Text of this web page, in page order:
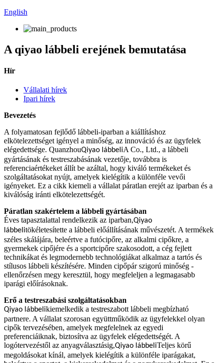
English
A qiyao lábbeli erejének bemutatása
Hír
Vállalati hírek
Ipari hírek
Bevezetés
A folyamatosan fejlődő lábbeli-iparban a kiállításhoz
elkötelezettséget igényel a minőség, az innováció és az ügyfelek
elégedettsége. QuanzhouQiyao lábbeliA Co., Ltd., a lábbeli
gyártásának és testreszabásának vezetője, továbbra is
referenciaértékeket állít be azáltal, hogy kiváló termékeket és
szolgáltatásokat nyújt, amelyek kielégítik a különféle vevői
igényeket. Ez a cikk kiemeli a vállalat páratlan erejét az iparban és a
kiválóság iránti elkötelezettségét.
Páratlan szakértelem a lábbeli gyártásában
Éves tapasztalattal rendelkezik az iparban,Qiyao
lábbelitökéletesítette a lábbeli előállításának művészetét. A termékek
széles skálájára, beleértve a futócipőre, az alkalmi cipőkre, a
gyermekek cipőjére és a sportcipőre szakosodott, a cég fejlett
technikákat és legmodernebb technológiákat alkalmaz a tartós és
stílusos lábbeli készítésére. Minden cipőpár szigorú minőség -
ellenőrzésen megy keresztül, hogy megfeleljen a legmagasabb
iparági előírásoknak.
Erő a testreszabási szolgáltatásokban
Qiyao lábbelikiemelkedik a testreszabott lábbeli megbízható
partnere. A vállalat szorosan együttműködik az ügyfelekkel olyan
cipők tervezésében, amelyek megfelelnek az egyedi
preferenciáiknak, biztosítva az ügyfelek elégedettségét. A
logótervezéstől az anyagválasztásig,Qiyao lábbeliTeljes körű
megoldásokat kínál, amelyek kielégítik a különféle iparágakat,